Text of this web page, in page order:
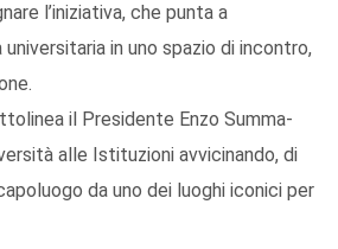
l’iniziativa, che punta a
in uno spazio di incontro,
il Presidente Enzo Summa-
alle Istituzioni avvicinando, di
da uno dei luoghi iconici per